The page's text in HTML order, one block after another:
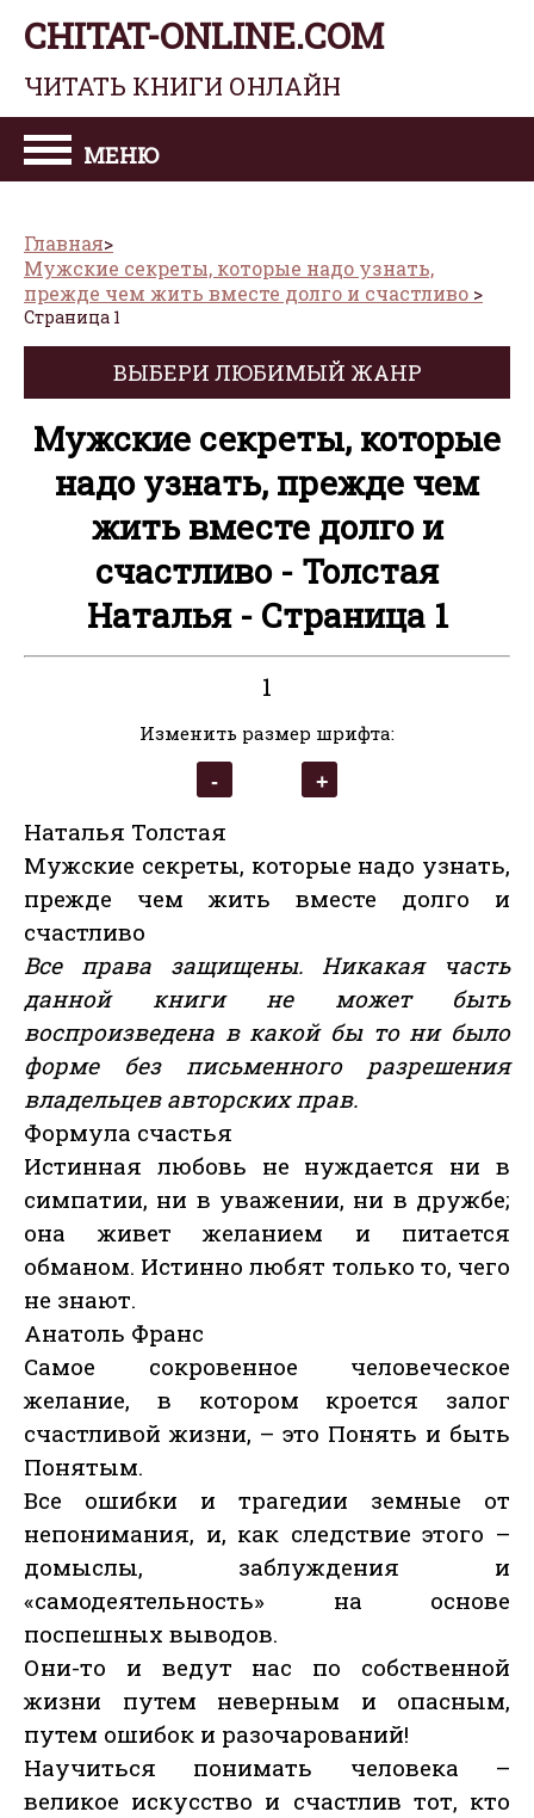
CHITAT-ONLINE.COM
ЧИТАТЬ КНИГИ ОНЛАЙН
МЕНЮ
Главная
Мужские секреты, которые надо узнать,
прежде чем жить вместе долго и счастливо
Страница 1
ВЫБЕРИ ЛЮБИМЫЙ ЖАНР
Мужские секреты, которые
надо узнать, прежде чем
жить вместе долго и
счастливо - Толстая
Наталья - Страница 1
1
Изменить размер шрифта:
Наталья Толстая
Мужские секреты, которые надо узнать,
прежде чем жить вместе долго и
счастливо
Все права защищены. Никакая часть
данной книги не может быть
воспроизведена в какой бы то ни было
форме без письменного разрешения
владельцев авторских прав.
Формула счастья
Истинная любовь не нуждается ни в
симпатии, ни в уважении, ни в дружбе;
она живет желанием и питается
обманом. Истинно любят только то, чего
не знают.
Анатоль Франс
Самое сокровенное человеческое
желание, в котором кроется залог
счастливой жизни, – это Понять и быть
Понятым.
Все ошибки и трагедии земные от
непонимания, и, как следствие этого –
домыслы, заблуждения и
«самодеятельность» на основе
поспешных выводов.
Они-то и ведут нас по собственной
жизни путем неверным и опасным,
путем ошибок и разочарований!
Научиться понимать человека –
великое искусство и счастлив тот, кто